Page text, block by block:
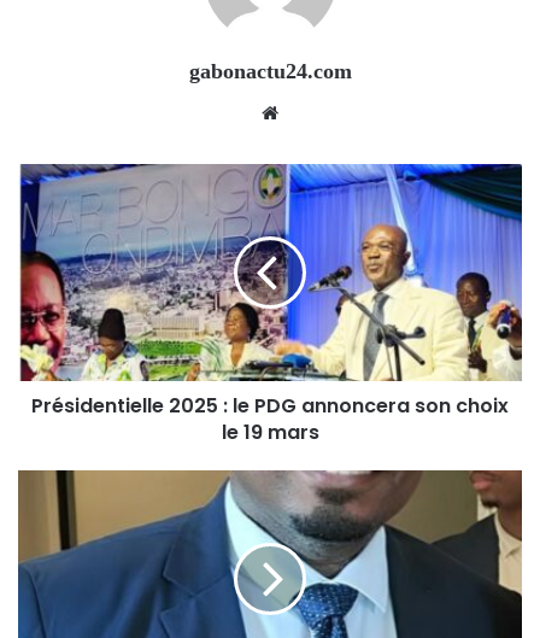
gabonactu24.com
Présidentielle 2025 : le PDG annoncera son choix
le 19 mars